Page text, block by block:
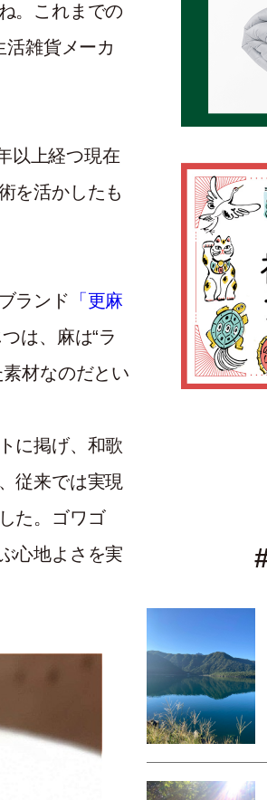
。これまでの
雑貨メーカ
以上経つ現在
を活かしたも
ランド 「更麻
は、麻は“ラ
材なのだとい
に掲げ、和歌
従来では実現
た。ゴワゴ
心地よさを実